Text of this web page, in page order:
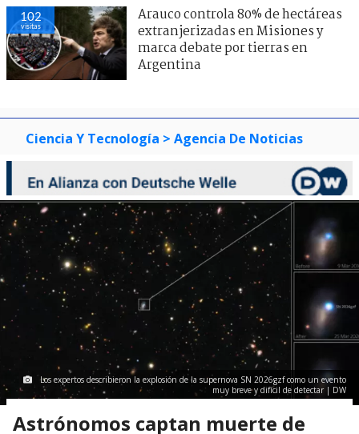
102
visitas
Arauco controla 80% de hectáreas
extranjerizadas en Misiones y
marca debate por tierras en
Argentina
Ciencia Y Tecnología > Agencia De Noticias
Los expertos describieron la explosión de la supernova SN 2026gzf como un evento
muy breve y difícil de detectar | DW
Astrónomos captan muerte de